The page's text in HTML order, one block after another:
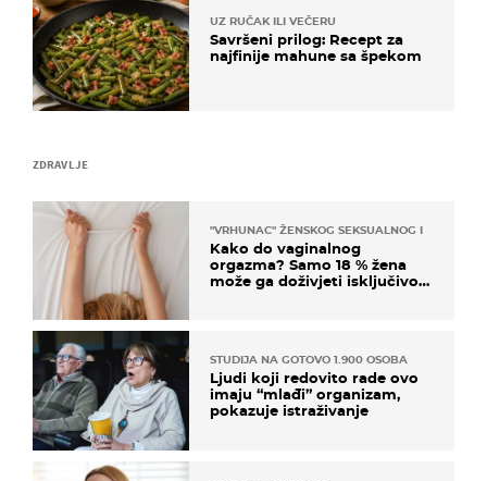
ZDRAVLJE
"VRHUNAC" ŽENSKOG SEKSUALNOG ISKUSTVA
Kako do vaginalnog
orgazma? Samo 18 % žena
može ga doživjeti isključivo
STUDIJA NA GOTOVO 1.900 OSOBA
Ljudi koji redovito rade ovo
imaju “mlađi” organizam,
pokazuje istraživanje
UZ RUČAK ILI VEČERU
Savršeni prilog: Recept za
najfinije mahune sa špekom